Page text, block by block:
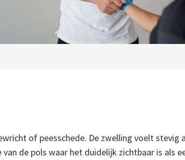
of peesschede. De zwelling voelt stevig
de pols waar het duidelijk zichtbaar is als